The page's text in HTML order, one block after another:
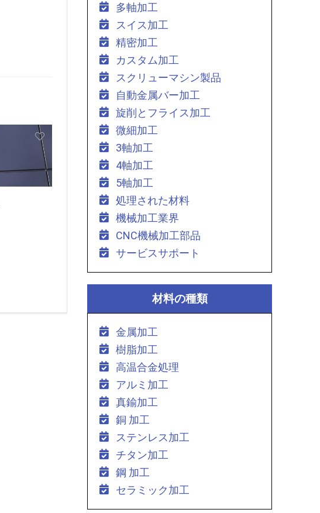
多軸加工
スイス加工
精密加工
カスタム加工
スクリューマシン製品
自動金属バー加工
旋削とフライス加工
微細加工
3軸加工
4軸加工
5軸加工
処理された材料
機械加工業界
CNC機械加工部品
サービスサポート
材料の種類
金属加工
樹脂加工
高温合金処理
アルミ加工
真鍮加工
銅 加工
ステンレス加工
チタン加工
鋼 加工
セラミック加工